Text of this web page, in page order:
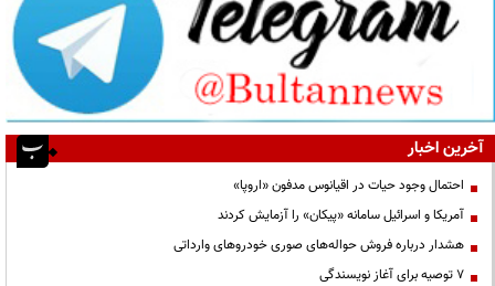
آخرین اخبار
احتمال وجود حیات در اقیانوس مدفون «اروپا»
آمریکا و اسرائیل سامانه «پیکان» را آزمایش کردند
هشدار درباره فروش حواله‌های صوری خودروهای وارداتی
۷ توصیه برای آغاز نویسندگی